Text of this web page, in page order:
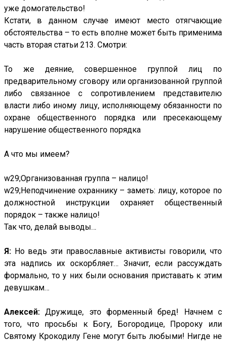
уже домогательство!
Кстати, в данном случае имеют место отягчающие
обстоятельства – то есть вполне может быть применима
часть вторая статьи 213. Смотри:
То же деяние, совершенное группой лиц по
предварительному сговору или организованной группой
либо связанное с сопротивлением представителю
власти либо иному лицу, исполняющему обязанности по
охране общественного порядка или пресекающему
нарушение общественного порядка
А что мы имеем?
w29;Организованная группа – налицо!
w29;Неподчинение охраннику – заметь: лицу, которое по
должностной инструкции охраняет общественный
порядок – также налицо!
Так что, делай выводы…
Я: Но ведь эти православные активисты говорили, что
эта надпись их оскорбляет… Значит, если рассуждать
формально, то у них были основания приставать к этим
девушкам…
Алексей: Дружище, это форменный бред! Начнем с
того, что просьбы к Богу, Богородице, Пророку или
Святому Крокодилу Гене могут быть любыми! Нигде не